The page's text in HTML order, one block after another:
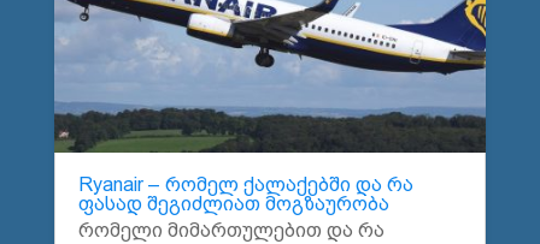
Ryanair – რომელ ქალაქებში და რა
ფასად შეგიძლიათ მოგზაურობა
რომელი მიმართულებით და რა